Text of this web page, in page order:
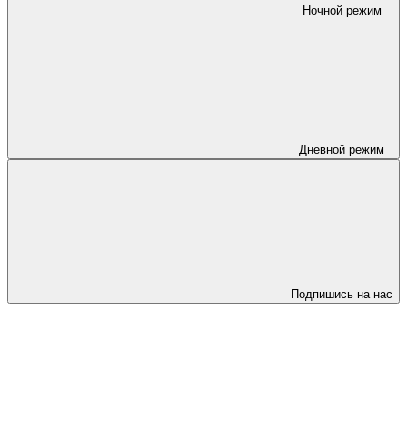
Ночной режим
Дневной режим
Подпишись на нас